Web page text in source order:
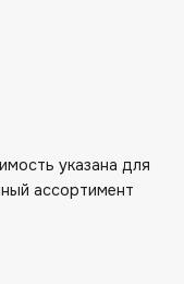
указана для
ассортимент